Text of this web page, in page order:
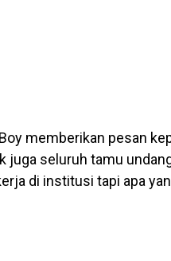
memberikan pesan
juga seluruh tamu
di institusi tapi apa